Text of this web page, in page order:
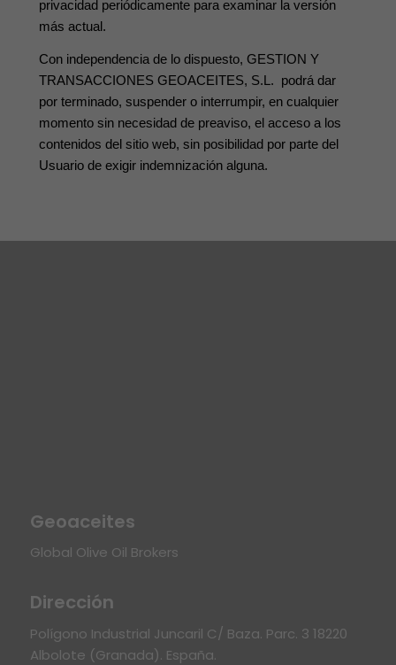
privacidad periódicamente para examinar la versión
más actual.
Con independencia de lo dispuesto, GESTION Y
TRANSACCIONES GEOACEITES, S.L. podrá dar
por terminado, suspender o interrumpir, en cualquier
momento sin necesidad de preaviso, el acceso a los
contenidos del sitio web, sin posibilidad por parte del
Usuario de exigir indemnización alguna.
Geoaceites
Global Olive Oil Brokers
Dirección
Polígono Industrial Juncaril C/ Baza. Parc. 3 18220
Albolote (Granada). España.